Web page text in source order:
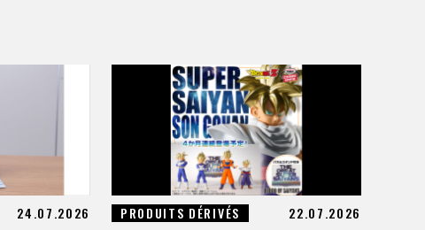
24.07.2026 PRODUITS DÉRIVÉS 22.07.2026